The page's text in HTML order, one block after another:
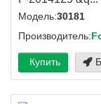
Модель:30181
Производитель:
Купить